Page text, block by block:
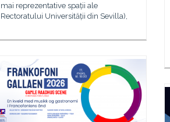
mai reprezentative spații ale
Rectoratului Universității din Sevilla),